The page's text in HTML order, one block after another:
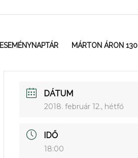
ESEMÉNYNAPTÁR MÁRTON ÁRON 130
DÁTUM
2018. február 12., hétfő
IDŐ
18:00